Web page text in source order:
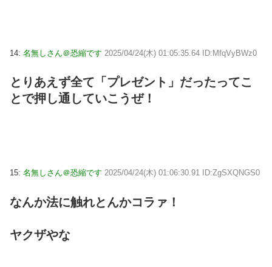
14: 名無しさん＠恐縮です 2025/04/24(木) 01:05:35.64 ID:MfqVyBWz0
とりあえず全て「プレゼント」だったってこ
とで押し通していこうぜ！
15: 名無しさん＠恐縮です 2025/04/24(木) 01:06:30.91 ID:ZgSXQNGS0
なんか法に触れとんかコラァ！
ヤクザやな